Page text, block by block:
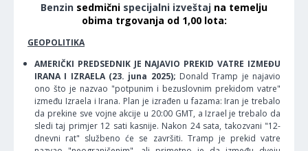
Benzin sedmični specijalni izveštaj na temelju
obima trgovanja od 1,00 lota:
GEOPOLITIKA
AMERIČKI PREDSEDNIK JE NAJAVIO PREKID VATRE IZMEĐU
IRANA I IZRAELA (23. juna 2025); Donald Tramp je najavio
ono što je nazvao "potpunim i bezuslovnim prekidom vatre"
između Izraela i Irana. Plan je izrađen u fazama: Iran je trebalo
da prekine sve vojne akcije u 20:00 GMT, a Izrael je trebalo da
sledi taj primjer 12 sati kasnije. Nakon 24 sata, takozvani "12-
dnevni rat" službeno će se završiti. Tramp je prekid vatre